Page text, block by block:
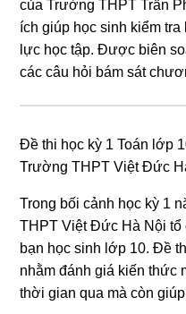
của Trường THPT Trần
ích giúp học sinh kiểm
lực học tập. Được biên
các câu hỏi bám sát
Đề thi học kỳ 1 Toán lớp
Trường THPT Việt Đức
Trong bối cảnh học kỳ 1
THPT Việt Đức Hà Nội tổ
bạn học sinh lớp 10. Đề
nhằm đánh giá kiến thức
thời gian qua mà còn